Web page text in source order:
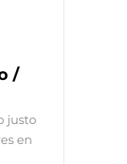
/
justo
en